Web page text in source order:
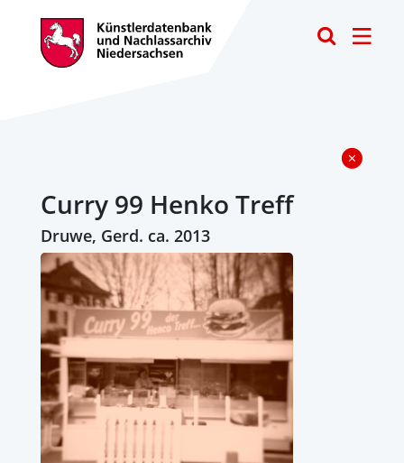
Curry 99 Henko Treff
Druwe, Gerd. ca. 2013